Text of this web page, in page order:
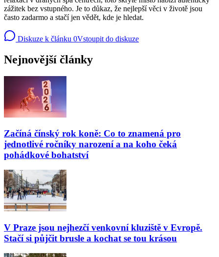
zážitek bez vstupného. Je to důkaz, že nejlepší věci v životě jsou
často zadarmo a stačí jen vědět, kde je hledat.
Diskuze k článku 0Vstoupit do diskuze
Nejnovější články
Začíná čínský rok koně: Co to znamená pro
jednotlivé ročníky narození a na koho čeká
pohádkové bohatství
V Praze jsou nejhezčí venkovní kluziště v Evropě.
Stačí si půjčit brusle a kochat se tou krásou